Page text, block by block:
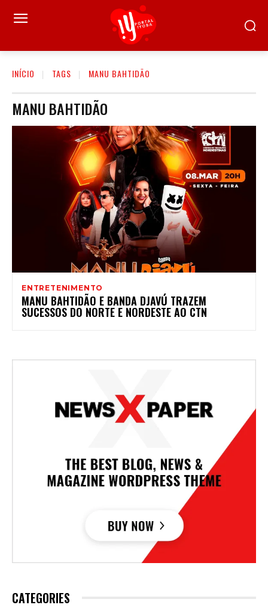
INÍCIO TAGS MANU BAHTIDÃO
MANU BAHTIDÃO
ENTRETENIMENTO
MANU BAHTIDÃO E BANDA DJAVÚ TRAZEM
SUCESSOS DO NORTE E NORDESTE AO CTN
CATEGORIES